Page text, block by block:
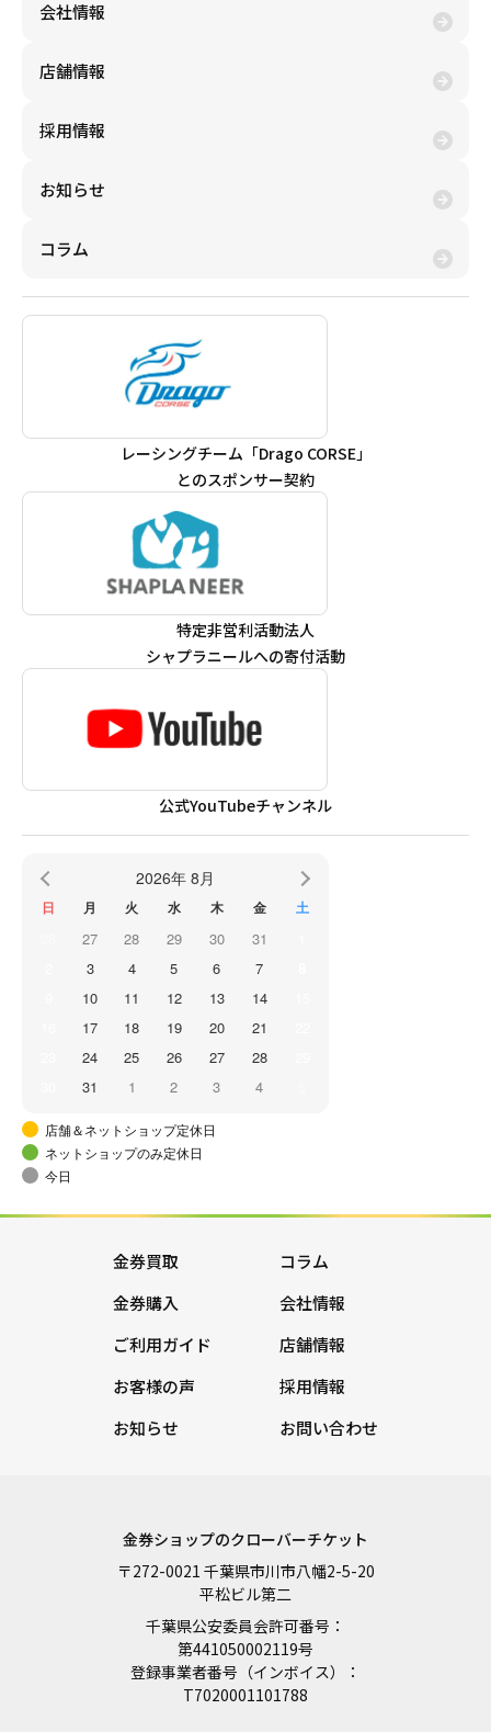
会社情報
店舗情報
採用情報
お知らせ
コラム
レーシングチーム「Drago CORSE」
とのスポンサー契約
特定非営利活動法人
シャプラニールへの寄付活動
公式YouTubeチャンネル
2026年 8月
日 月 火 水 木 金 土
27 28 29 30 31
3 4 5 6 7
10 11 12 13 14
17 18 19 20 21
24 25 26 27 28
31 1 2 3 4
店舗＆ネットショップ定休日
ネットショップのみ定休日
今日
金券買取
金券購入
ご利用ガイド
お客様の声
お知らせ
コラム
会社情報
店舗情報
採用情報
お問い合わせ
金券ショップのクローバーチケット
〒272-0021 千葉県市川市八幡2-5-20
平松ビル第二
千葉県公安委員会許可番号：
第441050002119号
登録事業者番号（インボイス）：
T7020001101788